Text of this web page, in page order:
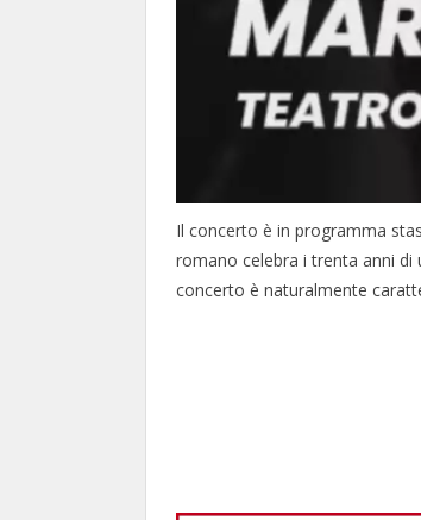
Il concerto è in programma
romano celebra i trenta anni di
concerto è naturalmente